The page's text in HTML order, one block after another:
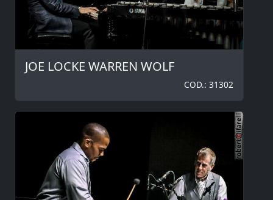
JOE LOCKE WARREN WOLF
COD.: 31302